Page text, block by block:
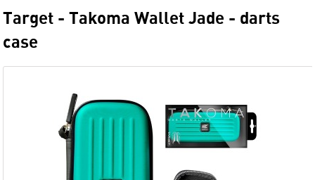
Target - Takoma Wallet Jade - darts
case